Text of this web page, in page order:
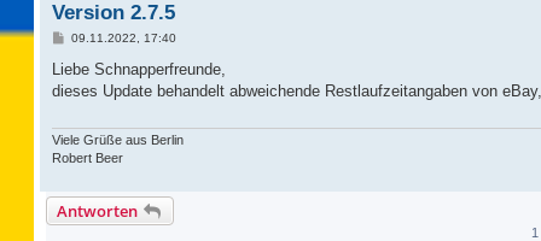
Version 2.7.5
B
i
r
09.11.2022, 17:40
Liebe Schnapperfreunde,
dieses Update behandelt abweichende Restlaufzeitangaben von
Viele Grüße aus Berlin
Robert Beer
Antworten